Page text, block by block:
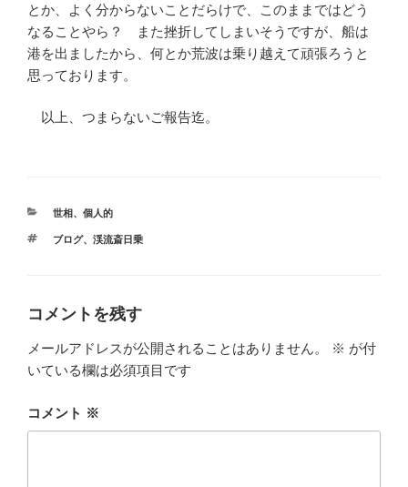
とか、よく分からないことだらけで、このままではどう
なることやら？ また挫折してしまいそうですが、船は
港を出ましたから、何とか荒波は乗り越えて頑張ろうと
思っております。
以上、つまらないご報告迄。
カ
ゴ
世相、 個人的
タ
ブログ、 渓流斎日乗
コメントを残す
メールアドレスが公開されることはありません。 ※ が付
いている欄は必須項目です
コメント ※